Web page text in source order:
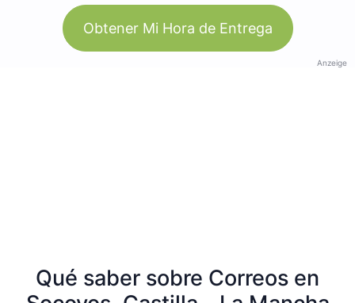
Obtener Mi Hora de Entrega
Anzeige
Qué saber sobre Correos en